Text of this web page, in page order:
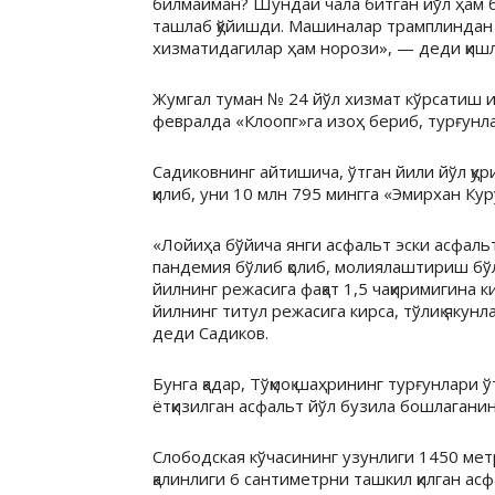
ташлаб қўйишди. Машиналар трамплиндан
хизматидагилар ҳам норози», — деди
Жумгал туман № 24 йўл хизмат кўрсатиш
февралда «Клоопг»га изоҳ бериб,
Садиковнинг айтишича, ўтган йили йўл
қилиб, уни 10 млн 795 мингга «Эмирхан
«Лойиҳа бўйича янги асфальт эски
пандемия бўлиб қолиб, молиялаштириш
йилнинг режасига фақат 1,5 чақиримигина
йилнинг титул режасига кирса, тўлиқ
деди Садиков.
Бунга қадар, Тўқмоқ шаҳрининг
ётқизилган асфальт йўл бузила
Слободская кўчасининг узунлиги 1450
қалинлиги 6 сантиметрни ташкил қилган